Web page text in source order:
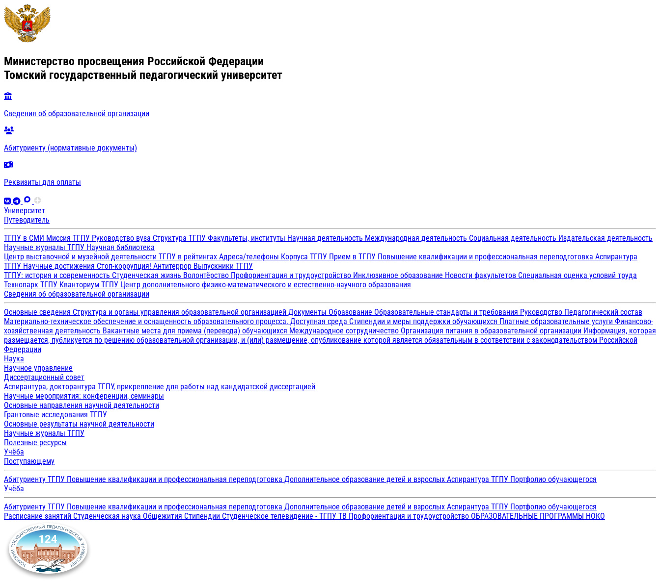
Министерство просвещения Российской Федерации
Томский государственный педагогический университет
Сведения об образовательной организации
Абитуриенту (нормативные документы)
Реквизиты для оплаты
Университет
Путеводитель
ТГПУ в СМИ Миссия ТГПУ Руководство вуза Структура ТГПУ Факультеты, институты Научная деятельность Международная деятельность Социальная деятельность Издательская деятельность
Научные журналы ТГПУ Научная библиотека
Центр выставочной и музейной деятельности ТГПУ в рейтингах Адреса/телефоны Корпуса ТГПУ Прием в ТГПУ Повышение квалификации и профессиональная переподготовка Аспирантура
ТГПУ Научные достижения Стоп-коррупция! Антитеррор Выпускники ТГПУ
ТГПУ: история и современность Студенческая жизнь Волонтёрство Профориентация и трудоустройство Инклюзивное образование Новости факультетов Специальная оценка условий труда
Технопарк ТГПУ Кванториум ТГПУ Центр дополнительного физико-математического и естественно-научного образования
Сведения об образовательной организации
Основные сведения Структура и органы управления образовательной организацией Документы Образование Образовательные стандарты и требования Руководство Педагогический состав
Материально-техническое обеспечение и оснащенность образовательного процесса. Доступная среда Стипендии и меры поддержки обучающихся Платные образовательные услуги Финансово-
хозяйственная деятельность Вакантные места для приема (перевода) обучающихся Международное сотрудничество Организация питания в образовательной организации Информация, которая
размещается, публикуется по решению образовательной организации, и (или) размещение, опубликование которой является обязательным в соответствии с законодательством Российской
Федерации
Наука
Научное управление
Диссертационный совет
Аспирантура, докторантура ТГПУ, прикрепление для работы над кандидатской диссертацией
Научные мероприятия: конференции, семинары
Основные направления научной деятельности
Грантовые исследования ТГПУ
Основные результаты научной деятельности
Научные журналы ТГПУ
Полезные ресурсы
Учёба
Поступающему
Абитуриенту ТГПУ Повышение квалификации и профессиональная переподготовка Дополнительное образование детей и взрослых Аспирантура ТГПУ Портфолио обучающегося
Учёба
Абитуриенту ТГПУ Повышение квалификации и профессиональная переподготовка Дополнительное образование детей и взрослых Аспирантура ТГПУ Портфолио обучающегося
Расписание занятий Студенческая наука Общежития Стипендии Студенческое телевидение - ТГПУ ТВ Профориентация и трудоустройство ОБРАЗОВАТЕЛЬНЫЕ ПРОГРАММЫ НОКО